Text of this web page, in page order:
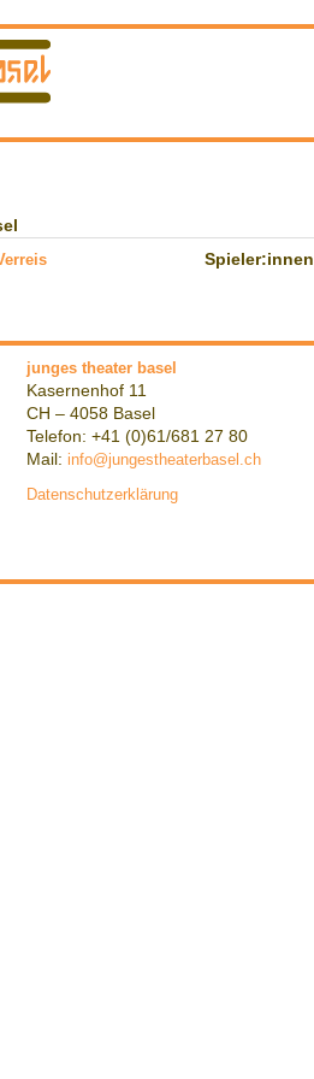
Spieler:innen
junges theater basel
Kasernenhof 11
CH – 4058 Basel
Telefon: +41 (0)61/681 27 80
Mail: info@jungestheaterbasel.ch
Datenschutzerklärung